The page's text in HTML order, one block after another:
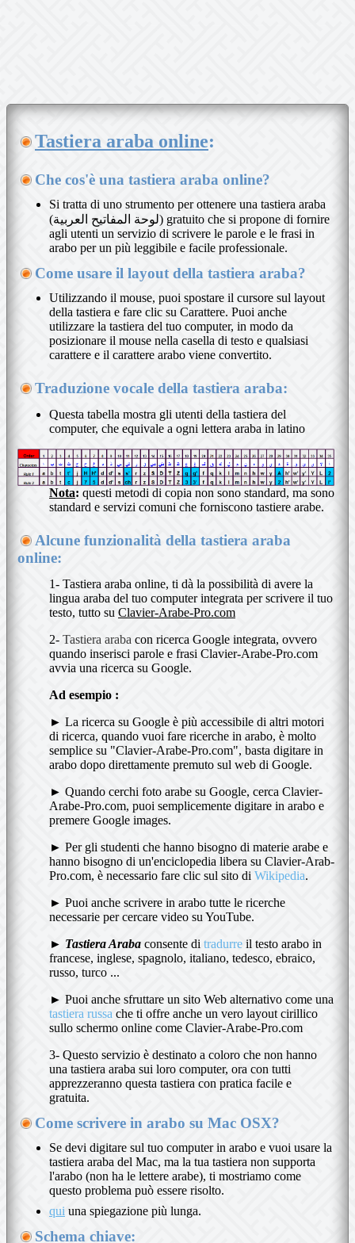
Tastiera araba online:
Che cos'è una tastiera araba online?
Si tratta di uno strumento per ottenere una tastiera araba
(لوحة المفاتيح العربية) gratuito che si propone di fornire
agli utenti un servizio di scrivere le parole e le frasi in
arabo per un più leggibile e facile professionale.
Come usare il layout della tastiera araba?
Utilizzando il mouse, puoi spostare il cursore sul layout
della tastiera e fare clic su Carattere. Puoi anche
utilizzare la tastiera del tuo computer, in modo da
posizionare il mouse nella casella di testo e qualsiasi
carattere e il carattere arabo viene convertito.
Traduzione vocale della tastiera araba:
Questa tabella mostra gli utenti della tastiera del
computer, che equivale a ogni lettera araba in latino
Nota: questi metodi di copia non sono standard, ma sono
standard e servizi comuni che forniscono tastiere arabe.
Alcune funzionalità della tastiera araba
online:
1- Tastiera araba online, ti dà la possibilità di avere la
lingua araba del tuo computer integrata per scrivere il tuo
testo, tutto su Clavier-Arabe-Pro.com
2- Tastiera araba con ricerca Google integrata, ovvero
quando inserisci parole e frasi Clavier-Arabe-Pro.com
avvia una ricerca su Google.
Ad esempio :
► La ricerca su Google è più accessibile di altri motori
di ricerca, quando vuoi fare ricerche in arabo, è molto
semplice su "Clavier-Arabe-Pro.com", basta digitare in
arabo dopo direttamente premuto sul web di Google.
► Quando cerchi foto arabe su Google, cerca Clavier-
Arabe-Pro.com, puoi semplicemente digitare in arabo e
premere Google images.
► Per gli studenti che hanno bisogno di materie arabe e
hanno bisogno di un'enciclopedia libera su Clavier-Arab-
Pro.com, è necessario fare clic sul sito di Wikipedia.
► Puoi anche scrivere in arabo tutte le ricerche
necessarie per cercare video su YouTube.
► Tastiera Araba consente di tradurre il testo arabo in
francese, inglese, spagnolo, italiano, tedesco, ebraico,
russo, turco ...
► Puoi anche sfruttare un sito Web alternativo come una
tastiera russa che ti offre anche un vero layout cirillico
sullo schermo online come Clavier-Arabe-Pro.com
3- Questo servizio è destinato a coloro che non hanno
una tastiera araba sui loro computer, ora con tutti
apprezzeranno questa tastiera con pratica facile e
gratuita.
Come scrivere in arabo su Mac OSX?
Se devi digitare sul tuo computer in arabo e vuoi usare la
tastiera araba del Mac, ma la tua tastiera non supporta
l'arabo (non ha le lettere arabe), ti mostriamo come
questo problema può essere risolto.
qui una spiegazione più lunga.
Schema chiave: